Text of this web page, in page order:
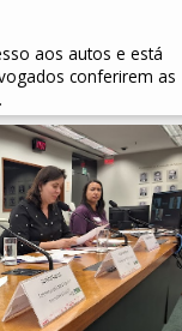
aos autos e está
conferirem as